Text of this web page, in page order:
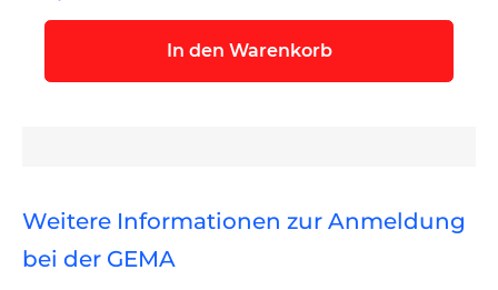
In den Warenkorb
Weitere Informationen zur Anmeldung
bei der GEMA